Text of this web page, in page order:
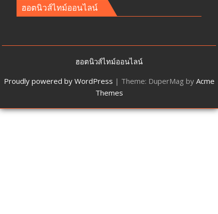
ฮอตนิวส์ไทม์ออนไลน์
ฮอตนิวส์ไทม์ออนไลน์
Proudly powered by WordPress | Theme: DuperMag by Acme
Themes